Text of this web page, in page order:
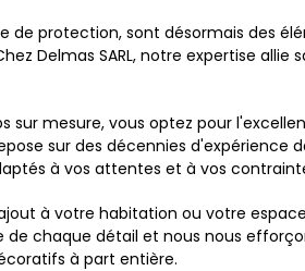
de protection, sont désormais des
Delmas SARL, notre expertise
sur mesure, vous optez pour
sur des décennies
à vos attentes et à vos
à votre habitation ou votre
de chaque détail et nous nous
à part entière.